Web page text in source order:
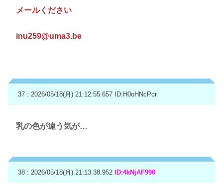
メールください
inu259@uma3.be
37 : 2026/05/18(月) 21:12:55.657 ID:H0oHNcPcr
乳の色が違う気が…
38 : 2026/05/18(月) 21:13:38.952 ID:4kNjAF990